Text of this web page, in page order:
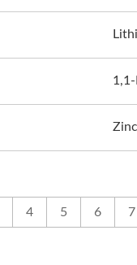
4 5 6 7